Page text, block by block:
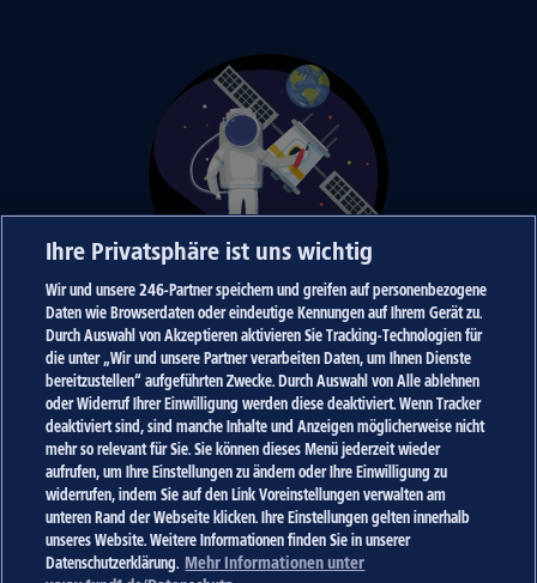
Something went wrong
It looks like your browser is outdated or not fully supported by
For the best TV experience please use
Chrome Firefox Edge
Ihre Privatsphäre ist uns wichtig
Wir und unsere246-Partner speichern und greifen auf personenbezogene
Daten wie Browserdaten oder eindeutige Kennungen auf Ihrem Gerät zu.
Durch Auswahl von Akzeptieren aktivieren Sie Tracking-Technologien für
die unter „Wir und unsere Partner verarbeiten Daten, um Ihnen Dienste
bereitzustellen“ aufgeführten Zwecke. Durch Auswahl von Alle ablehnen
oder Widerruf Ihrer Einwilligung werden diese deaktiviert. Wenn Tracker
deaktiviert sind, sind manche Inhalte und Anzeigen möglicherweise nicht
mehr so relevant für Sie. Sie können dieses Menü jederzeit wieder
aufrufen, um Ihre Einstellungen zu ändern oder Ihre Einwilligung zu
widerrufen, indem Sie auf den Link Voreinstellungen verwalten am
unteren Rand der Webseite klicken. Ihre Einstellungen gelten innerhalb
unseres Website. Weitere Informationen finden Sie in unserer
Datenschutzerklärung. Mehr Informationen unter